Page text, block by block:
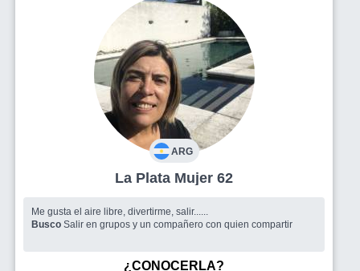
ARG
La Plata Mujer 62
Me gusta el aire libre, divertirme, salir......
Busco Salir en grupos y un compañero con quien compartir
¿CONOCERLA?